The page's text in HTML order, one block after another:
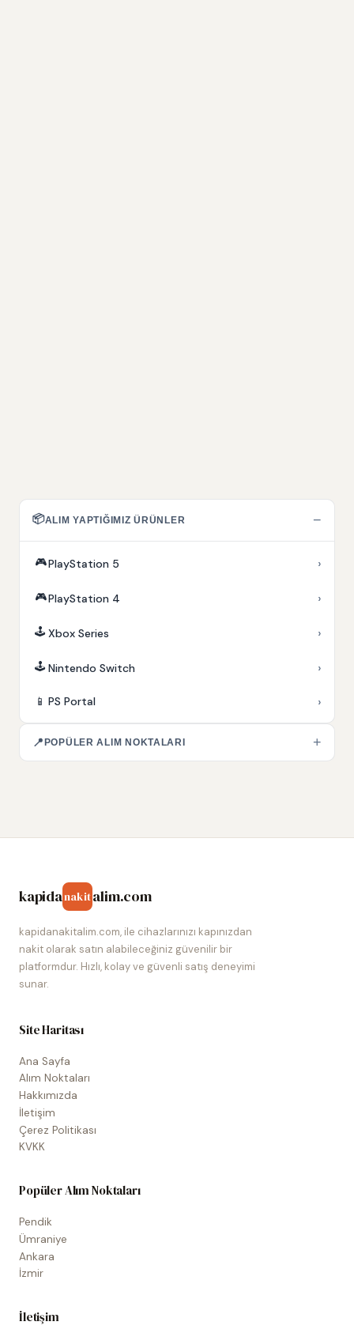
📦ALIM YAPTIĞIMIZ ÜRÜNLER −
🎮PlayStation 5 ›
🎮PlayStation 4 ›
🕹️ Xbox Series ›
🕹️ Nintendo Switch ›
📱 PS Portal ›
📍 POPÜLER ALIM NOKTALARI +
kapidanakitalim.com
kapidanakitalim.com, ile cihazlarınızı kapınızdan
nakit olarak satın alabileceğiniz güvenilir bir
platformdur. Hızlı, kolay ve güvenli satış deneyimi
sunar.
Site Haritası
Ana Sayfa
Alım Noktaları
Hakkımızda
İletişim
Çerez Politikası
KVKK
Popüler Alım Noktaları
Pendik
Ümraniye
Ankara
İzmir
İletişim